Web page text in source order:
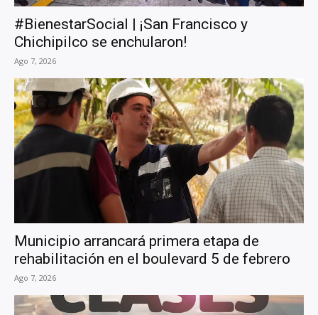
#BienestarSocial | ¡San Francisco y
Chichipilco se enchularon!
Ago 7, 2026
Municipio arrancará primera etapa de
rehabilitación en el boulevard 5 de febrero
Ago 7, 2026